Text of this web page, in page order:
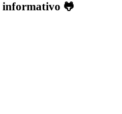
informativo 🐸